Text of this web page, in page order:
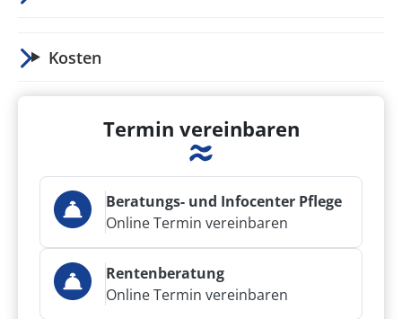
Kosten
Termin vereinbaren
Beratungs- und Infocenter Pflege
Online Termin vereinbaren
Rentenberatung
Online Termin vereinbaren